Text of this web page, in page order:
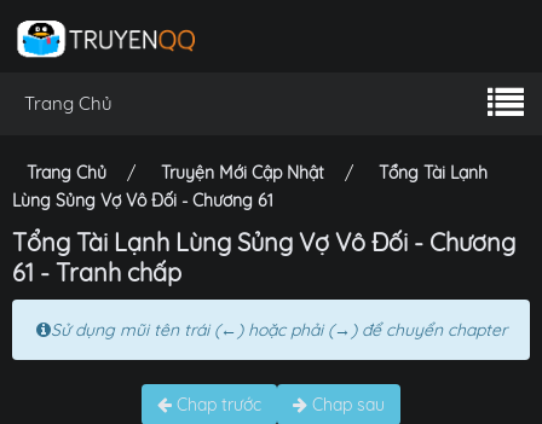
Trang Chủ
Trang Chủ Truyện Mới Cập Nhật
Tổng Tài Lạnh
Lùng Sủng Vợ Vô Đối - Chương 61
Tổng Tài Lạnh Lùng Sủng Vợ Vô Đối - Chương
61 - Tranh chấp
Sử dụng mũi tên trái (←) hoặc phải (→) để chuyển chapter
Chap trước Chap sau